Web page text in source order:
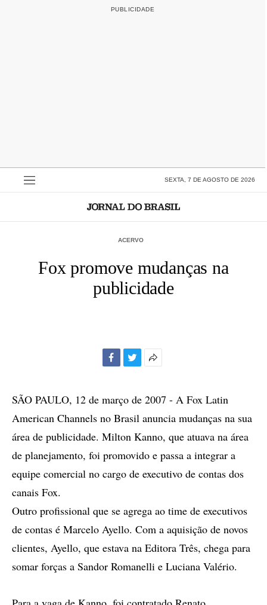
SEXTA, 7 DE AGOSTO DE 2026
ACERVO
Fox promove mudanças na
publicidade
compartilhamento
SÃO PAULO, 12 de março de 2007 - A Fox Latin
American Channels no Brasil anuncia mudanças na sua
área de publicidade. Milton Kanno, que atuava na área
de planejamento, foi promovido e passa a integrar a
equipe comercial no cargo de executivo de contas dos
canais Fox.
Outro profissional que se agrega ao time de executivos
de contas é Marcelo Ayello. Com a aquisição de novos
clientes, Ayello, que estava na Editora Três, chega para
somar forças a Sandor Romanelli e Luciana Valério.